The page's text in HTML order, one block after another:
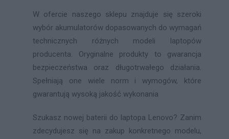
W ofercie naszego sklepu znajduje się szeroki
wybór akumulatorów dopasowanych do wymagań
technicznych różnych modeli laptopów
producenta. Oryginalne produkty to gwarancja
bezpieczeństwa oraz długotrwałego działania.
Spełniają one wiele norm i wymogów, które
gwarantują wysoką jakość wykonania
Szukasz nowej baterii do laptopa Lenovo? Zanim
zdecydujesz się na zakup konkretnego modelu,